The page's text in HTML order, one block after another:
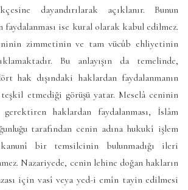
dayandırılarak açıklanır. Bunun
faydalanması ise kural olarak kabul edilmez.
zimmetinin ve tam vücûb ehliyetinin
Bu anlayışın da temelinde,
hak dışındaki haklardan faydalanmanın
etmediği görüşü yatar. Meselâ ceninin
haklardan faydalanması, İslâm
tarafından cenin adına hukukî işlem
bir temsilcinin bulunmadığı ileri
Nazariyede, cenin lehine doğan hakların
için vasî veya yed-i emîn tayin edilmesi